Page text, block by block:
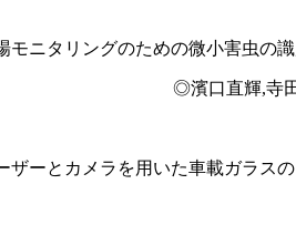
モニタリングのための微小害虫の
◎濱口直輝,寺
ザーとカメラを用いた車載ガラス